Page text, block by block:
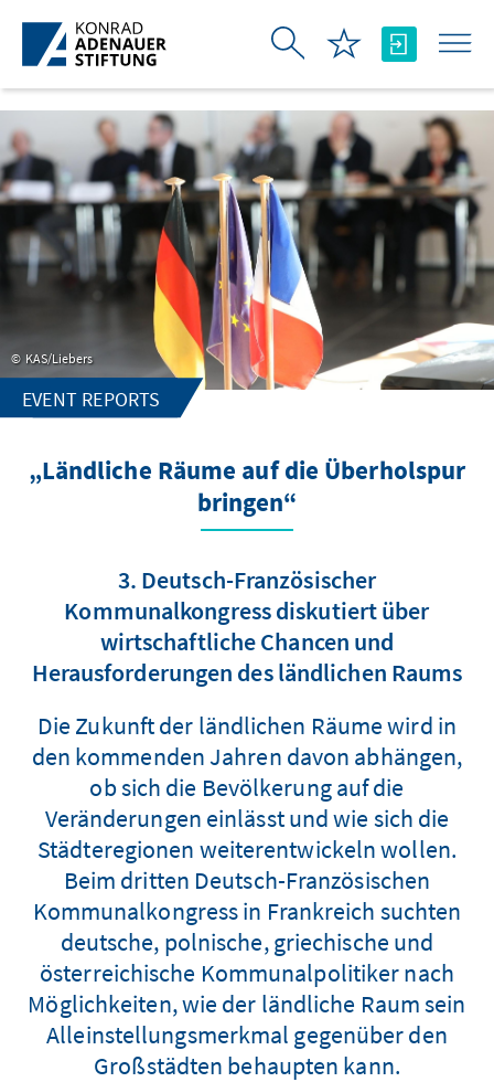
Skip to Main Content
KAS/Liebers
EVENT REPORTS
„Ländliche Räume auf die Überholspur
bringen“
3. Deutsch-Französischer
Kommunalkongress diskutiert über
wirtschaftliche Chancen und
Herausforderungen des ländlichen Raums
Die Zukunft der ländlichen Räume wird in
den kommenden Jahren davon abhängen,
ob sich die Bevölkerung auf die
Veränderungen einlässt und wie sich die
Städteregionen weiterentwickeln wollen.
Beim dritten Deutsch-Französischen
Kommunalkongress in Frankreich suchten
deutsche, polnische, griechische und
österreichische Kommunalpolitiker nach
Möglichkeiten, wie der ländliche Raum sein
Alleinstellungsmerkmal gegenüber den
Großstädten behaupten kann.